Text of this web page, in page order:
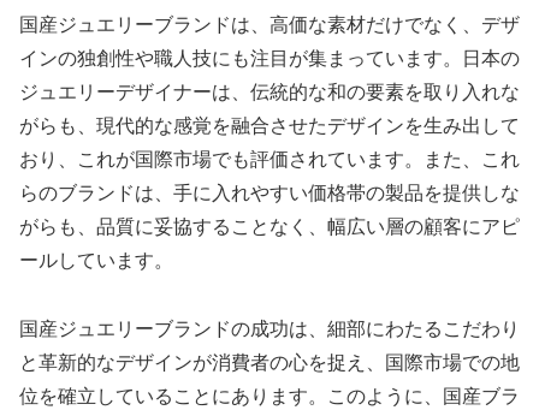
国産ジュエリーブランドは、高価な素材だけでなく、デザ
インの独創性や職人技にも注目が集まっています。日本の
ジュエリーデザイナーは、伝統的な和の要素を取り入れな
がらも、現代的な感覚を融合させたデザインを生み出して
おり、これが国際市場でも評価されています。また、これ
らのブランドは、手に入れやすい価格帯の製品を提供しな
がらも、品質に妥協することなく、幅広い層の顧客にアピ
ールしています。
国産ジュエリーブランドの成功は、細部にわたるこだわり
と革新的なデザインが消費者の心を捉え、国際市場での地
位を確立していることにあります。このように、国産ブラ